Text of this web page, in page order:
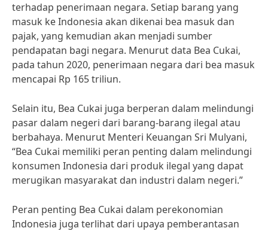
terhadap penerimaan negara. Setiap barang yang
masuk ke Indonesia akan dikenai bea masuk dan
pajak, yang kemudian akan menjadi sumber
pendapatan bagi negara. Menurut data Bea Cukai,
pada tahun 2020, penerimaan negara dari bea masuk
mencapai Rp 165 triliun.
Selain itu, Bea Cukai juga berperan dalam melindungi
pasar dalam negeri dari barang-barang ilegal atau
berbahaya. Menurut Menteri Keuangan Sri Mulyani,
“Bea Cukai memiliki peran penting dalam melindungi
konsumen Indonesia dari produk ilegal yang dapat
merugikan masyarakat dan industri dalam negeri.”
Peran penting Bea Cukai dalam perekonomian
Indonesia juga terlihat dari upaya pemberantasan